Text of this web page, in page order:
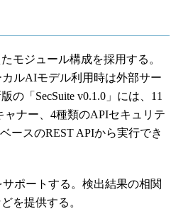
モジュール構成を採用する。
ルAIモデル利用時は外部サー
「SecSuite v0.1.0」には、11
ナー、4種類のAPIセキュリテ
ースのREST APIから実行でき
ポートする。検出結果の相関
を提供する。